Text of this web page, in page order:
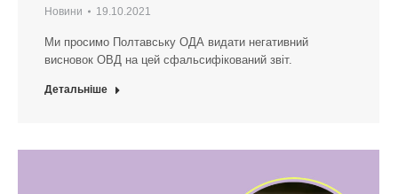
Новини 19.10.2021
Ми просимо Полтавську ОДА видати негативний
висновок ОВД на цей сфальсифікований звіт.
Детальніше